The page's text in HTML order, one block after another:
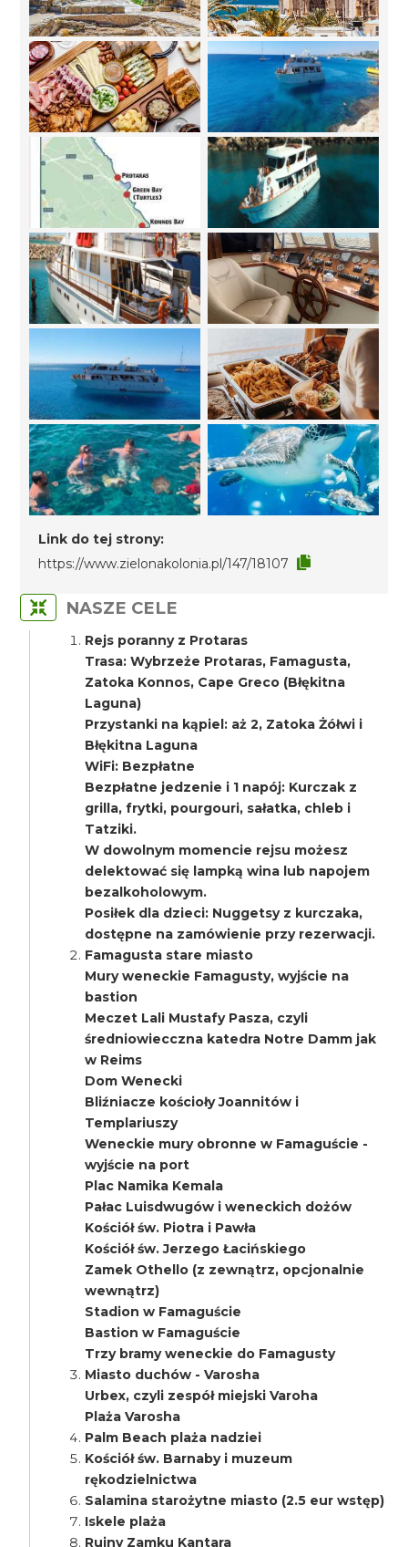
Link do tej strony:
https://www.zielonakolonia.pl/147/18107
NASZE CELE
Rejs poranny z Protaras
Trasa: Wybrzeże Protaras, Famagusta,
Zatoka Konnos, Cape Greco (Błękitna
Laguna)
Przystanki na kąpiel: aż 2, Zatoka Żółwi i
Błękitna Laguna
WiFi: Bezpłatne
Bezpłatne jedzenie i 1 napój: Kurczak z
grilla, frytki, pourgouri, sałatka, chleb i
Tatziki.
W dowolnym momencie rejsu możesz
delektować się lampką wina lub napojem
bezalkoholowym.
Posiłek dla dzieci: Nuggetsy z kurczaka,
dostępne na zamówienie przy rezerwacji.
Famagusta stare miasto
Mury weneckie Famagusty, wyjście na
bastion
Meczet Lali Mustafy Pasza, czyli
średniowiecczna katedra Notre Damm jak
w Reims
Dom Wenecki
Bliźniacze kościoły Joannitów i
Templariuszy
Weneckie mury obronne w Famaguście -
wyjście na port
Plac Namika Kemala
Pałac Luisdwugów i weneckich dożów
Kościół św. Piotra i Pawła
Kościół św. Jerzego Łacińskiego
Zamek Othello (z zewnątrz, opcjonalnie
wewnątrz)
Stadion w Famaguście
Bastion w Famaguście
Trzy bramy weneckie do Famagusty
Miasto duchów - Varosha
Urbex, czyli zespół miejski Varoha
Plaża Varosha
Palm Beach plaża nadziei
Kościół św. Barnaby i muzeum
rękodzielnictwa
Salamina starożytne miasto (2.5 eur wstęp)
Iskele plaża
Ruiny Zamku Kantara